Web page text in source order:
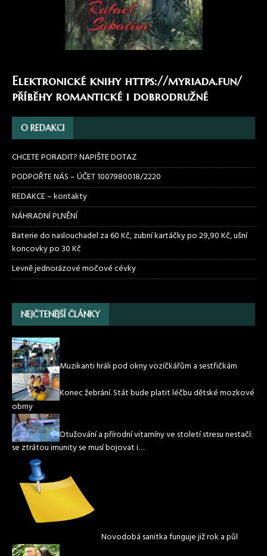
Elektronické knihy https://myriada.fun/
příběhy romantické i dobrodružné
O REDAKCI
CHCETE PORADIT? NAPIŠTE DOTAZ
PODPOŘTE NÁS – ÚČET 1007980018/2220
REDAKCE – kontakty
NÁHRADNÍ PLNĚNÍ
Baterie do naslouchadel za 60 Kč, zubní kartáčky po 29,90 Kč, ušní
koncovky po 30 Kč
Levně jednorázové močové cévky
NEJČTENĚJŠÍ ČLÁNKY
Muzikanti hráli pod okny vozíčkářům a sestřičkám
Konec žebrání. Stát bude platit léčbu dětské mozkové
obrny
Otužování a přírodní vitamíny ve století stresu nestačí:
se ztrátou imunity se musí bojovat i…
Novodobá sanitka funguje již rok a půl